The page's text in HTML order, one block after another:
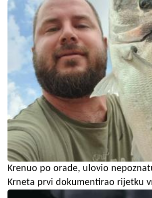
Krenuo po orade, ulovio
Krneta prvi dokumentirao rijetku